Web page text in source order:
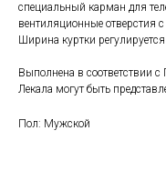
специальный карман для
вентиляционные отверстия
Ширина куртки
Выполнена в соответствии
Лекала могут быть
Пол: Мужской